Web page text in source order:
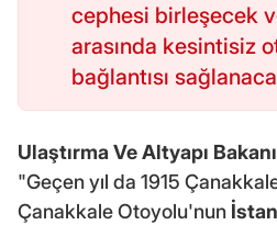
cephesi birleşecek
arasında kesintisiz
bağlantısı
Ulaştırma Ve Altyapı Bakanı
"Geçen yıl da 1915
Çanakkale Otoyolu'nun